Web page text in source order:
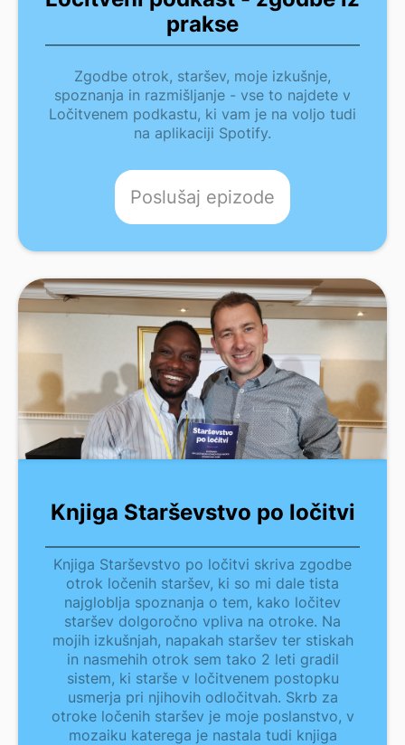
prakse
Zgodbe otrok, staršev, moje izkušnje,
spoznanja in razmišljanje - vse to najdete v
Ločitvenem podkastu, ki vam je na voljo tudi
na aplikaciji Spotify.
Poslušaj epizode
Knjiga Starševstvo po ločitvi
Knjiga Starševstvo po ločitvi skriva zgodbe
otrok ločenih staršev, ki so mi dale tista
najgloblja spoznanja o tem, kako ločitev
staršev dolgoročno vpliva na otroke. Na
mojih izkušnjah, napakah staršev ter stiskah
in nasmehih otrok sem tako 2 leti gradil
sistem, ki starše v ločitvenem postopku
usmerja pri njihovih odločitvah. Skrb za
otroke ločenih staršev je moje poslanstvo, v
mozaiku katerega je nastala tudi knjiga